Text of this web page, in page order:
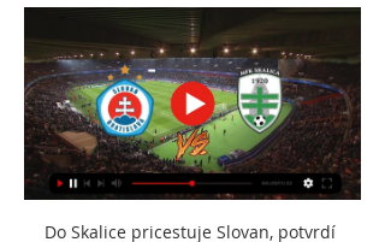
Do Skalice pricestuje Slovan, potvrdí